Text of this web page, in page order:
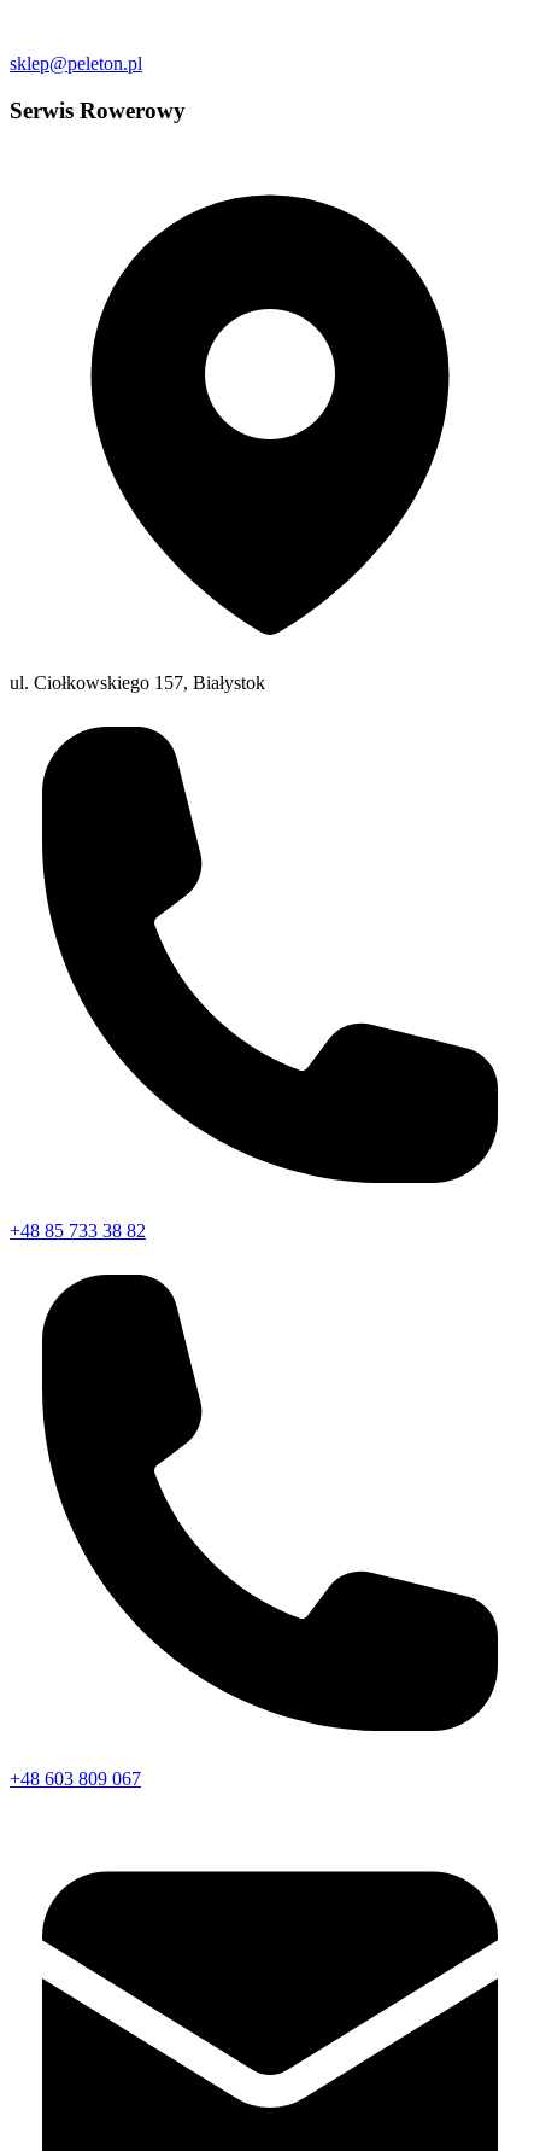
sklep@peleton.pl
Serwis Rowerowy
ul. Ciołkowskiego 157, Białystok
+48 85 733 38 82
+48 603 809 067